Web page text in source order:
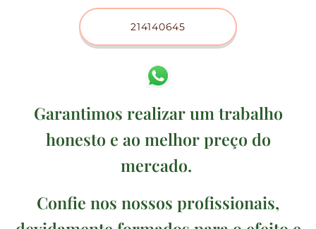
214140645
Garantimos realizar um trabalho
honesto e ao melhor preço do
mercado.
Confie nos nossos profissionais,